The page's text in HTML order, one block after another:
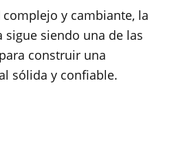
y cambiante, la
siendo una de las
construir una
sólida y confiable.